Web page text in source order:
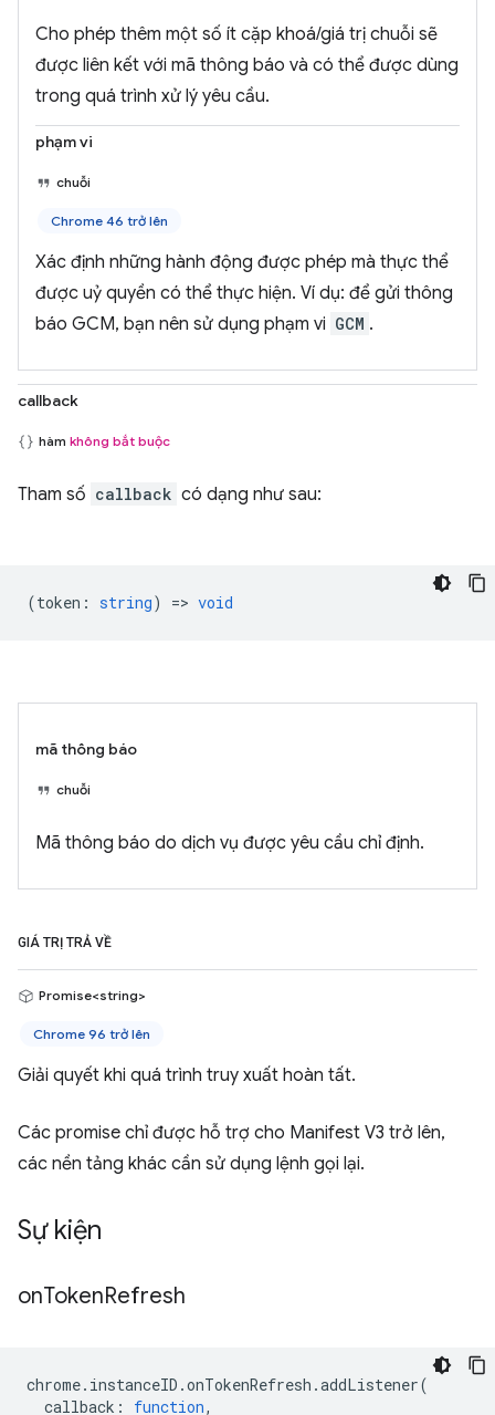
Cho phép thêm một số ít cặp khoá/giá trị chuỗi sẽ
được liên kết với mã thông báo và có thể được dùng
trong quá trình xử lý yêu cầu.
phạm vi
chuỗi
Chrome 46 trở lên
Xác định những hành động được phép mà thực thể
được uỷ quyền có thể thực hiện. Ví dụ: để gửi thông
báo GCM, bạn nên sử dụng phạm vi GCM .
callback
hàm không bắt buộc
Tham số callback có dạng như sau:
(token : string) => void
mã thông báo
chuỗi
Mã thông báo do dịch vụ được yêu cầu chỉ định.
GIÁ TRỊ TRẢ VỀ
Promise<string>
Chrome 96 trở lên
Giải quyết khi quá trình truy xuất hoàn tất.
Các promise chỉ được hỗ trợ cho Manifest V3 trở lên,
các nền tảng khác cần sử dụng lệnh gọi lại.
Sự kiện
onTokenRefresh
chrome. instanceID .onTokenRefresh .addListener(
callback : function,